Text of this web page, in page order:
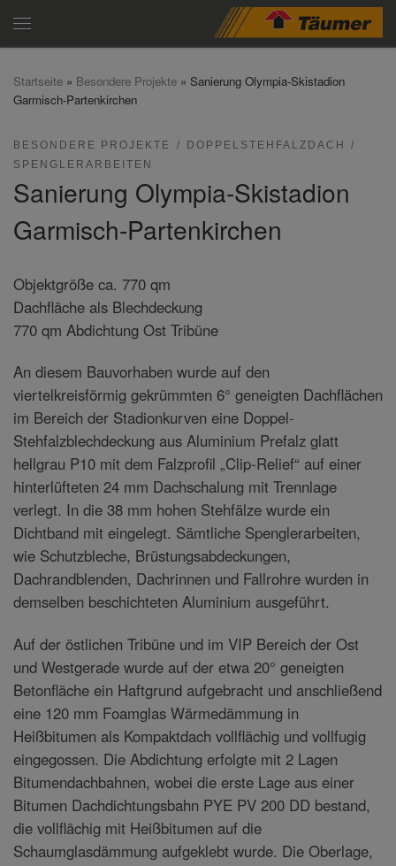
Zum Inhalt springen
Startseite » Besondere Projekte » Sanierung Olympia-Skistadion
Garmisch-Partenkirchen
BESONDERE PROJEKTE
DOPPELSTEHFALZDACH
SPENGLERARBEITEN
Sanierung Olympia-Skistadion
Garmisch-Partenkirchen
Objektgröße ca. 770 qm
Dachfläche als Blechdeckung
770 qm Abdichtung Ost Tribüne
An diesem Bauvorhaben wurde auf den
viertelkreisförmig gekrümmten 6° geneigten Dachflächen
im Bereich der Stadionkurven eine Doppel-
Stehfalzblechdeckung aus Aluminium Prefalz glatt
hellgrau P10 mit dem Falzprofil „Clip-Relief“ auf einer
hinterlüfteten 24 mm Dachschalung mit Trennlage
verlegt. In die 38 mm hohen Stehfälze wurde ein
Dichtband mit eingelegt. Sämtliche Spenglerarbeiten,
wie Schutzbleche, Brüstungsabdeckungen,
Dachrandblenden, Dachrinnen und Fallrohre wurden in
demselben beschichteten Aluminium ausgeführt.
Auf der östlichen Tribüne und im VIP Bereich der Ost
und Westgerade wurde auf der etwa 20° geneigten
Betonfläche ein Haftgrund aufgebracht und anschließend
eine 120 mm Foamglas Wärmedämmung in
Heißbitumen als Kompaktdach vollflächig und vollfugig
eingegossen. Die Abdichtung erfolgte mit 2 Lagen
Bitumendachbahnen, wobei die erste Lage aus einer
Bitumen Dachdichtungsbahn PYE PV 200 DD bestand,
die vollflächig mit Heißbitumen auf die
Schaumglasdämmung aufgeklebt wurde. Die Oberlage,